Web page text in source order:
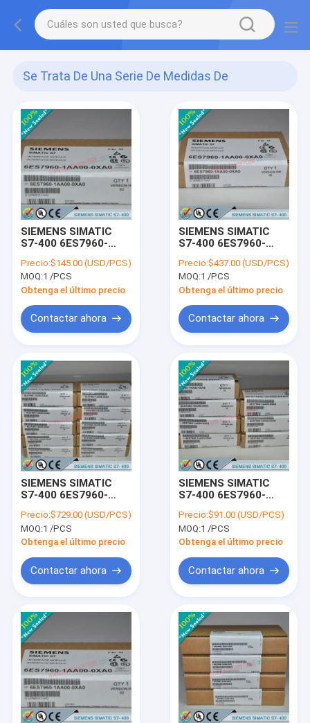
Se Trata De Una Serie De Medidas De
Seguridad.
(137)
SIEMENS SIMATIC
S7-400 6ES7960-
6ES79601AA045KA0
Precio:$145.00 (USD/PCS)
MOQ:1 /PCS
Obtenga el último precio
Contactar ahora
SIEMENS SIMATIC
S7-400 6ES7960-
6ES79601AA060XA0
Precio:$437.00 (USD/PCS)
MOQ:1 /PCS
Obtenga el último precio
Contactar ahora
SIEMENS SIMATIC
S7-400 6ES7960-
6ES79601AB060XA0
Precio:$729.00 (USD/PCS)
MOQ:1 /PCS
Obtenga el último precio
Contactar ahora
SIEMENS SIMATIC
S7-400 6ES7960-
6ES79601AA045AA0
Precio:$91.00 (USD/PCS)
MOQ:1 /PCS
Obtenga el último precio
Contactar ahora